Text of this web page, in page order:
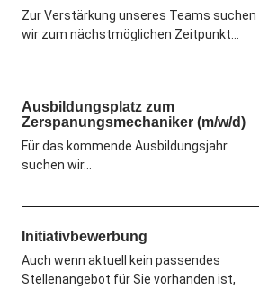
Zur Verstärkung unseres Teams suchen
wir zum nächstmöglichen Zeitpunkt…
Ausbildungsplatz zum
Zerspanungsmechaniker (m/w/d)
Für das kommende Ausbildungsjahr
suchen wir…
Initiativbewerbung
Auch wenn aktuell kein passendes
Stellenangebot für Sie vorhanden ist,